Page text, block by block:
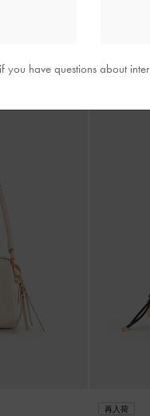
再入荷
you have questions about